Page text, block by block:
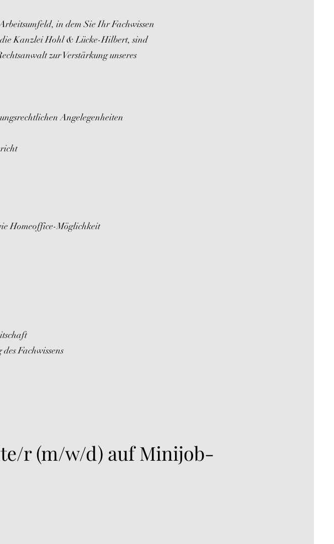
in dem Sie Ihr Fachwissen
Kanzlei Hohl & Lücke-Hilbert, sind
zur Verstärkung unseres
Angelegenheiten
Homeoffice-Möglichkeit
Fachwissens
r (m/w/d) auf Minijob-